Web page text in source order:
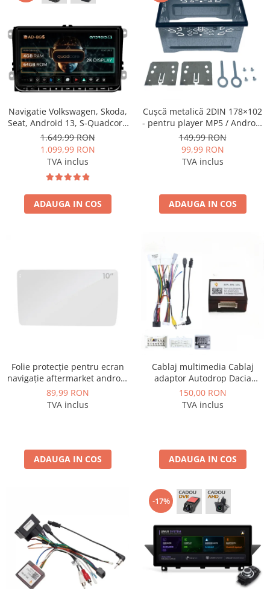
Dodge
Navigații auto universale
Navigații auto universale
Navigații universale 2DIN
Navigații universale 1DIN
Rame adaptoare auto
Rame adaptoare auto
Rame adaptoare Volkswagen
Rame adaptoare M-Benz
Rame adaptoare Skoda
Rame adaptoare Dacia
Rame adaptoare BMW
Rame adaptoare Seat
Rame adaptoare Volvo
Rame Adaptoare Porsche
Rame adaptoare Peugeot
Rame adaptoare Citroen
Navigatie Volkswagen, Skoda,
Seat, Android 13, S-Quadcore
/ 4GB RAM + 64GB ROM, 9
Inch - AD-BGSW94L
1.649,99 RON
1.099,99 RON
TVA inclus
ADAUGA IN COS
Cușcă metalică 2DIN 178×102
- pentru player MP5 / Android
universal
149,99 RON
99,99 RON
TVA inclus
ADAUGA IN COS
Folie protecție pentru ecran
navigație aftermarket android
10.1 inch - AD-BGCF10
89,99 RON
TVA inclus
ADAUGA IN COS
Cablaj multimedia Cablaj
adaptor Autodrop Dacia
Logan / Sandero pentru
Navigatii multimedia Android
150,00 RON
TVA inclus
ADAUGA IN COS
-17%